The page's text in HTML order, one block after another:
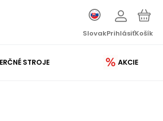
SlovakPrihlásiťKošík
STROJE AKCIE